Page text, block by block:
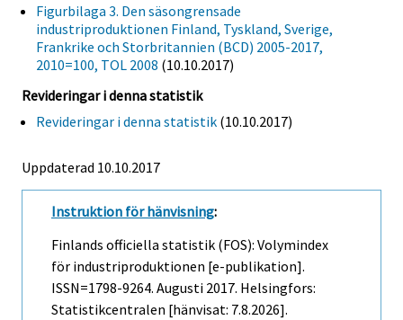
Figurbilaga 3. Den säsongrensade
industriproduktionen Finland, Tyskland, Sverige,
Frankrike och Storbritannien (BCD) 2005-2017,
2010=100, TOL 2008 (10.10.2017)
Revideringar i denna statistik
Revideringar i denna statistik (10.10.2017)
Uppdaterad 10.10.2017
Instruktion för hänvisning:
Finlands officiella statistik (FOS): Volymindex
för industriproduktionen [e-publikation].
ISSN=1798-9264. Augusti 2017. Helsingfors:
Statistikcentralen [hänvisat: 7.8.2026].